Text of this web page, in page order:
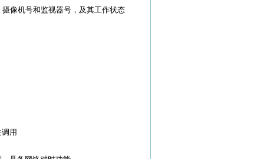
机号和监视器号，及其工作状态
用